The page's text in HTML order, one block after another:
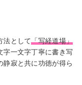
法として「写経道場」
字一文字丁寧に書き写
静寂と共に功徳が得ら